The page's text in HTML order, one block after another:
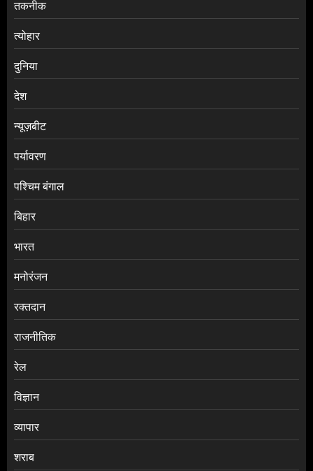
तकनीक
त्योहार
दुनिया
देश
न्यूज़बीट
पर्यावरण
पश्चिम बंगाल
बिहार
भारत
मनोरंजन
रक्तदान
राजनीतिक
रेल
विज्ञान
व्यापार
शराब